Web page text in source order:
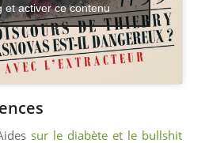
et activer ce contenu
sur le diabète et le bullshit